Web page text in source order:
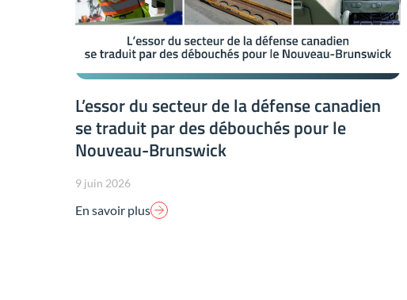
L’essor du secteur de la défense canadien
se traduit par des débouchés pour le
Nouveau-Brunswick
9 juin 2026
En savoir plus